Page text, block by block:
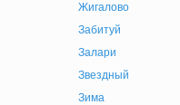
Жигалово
Забитуй
Залари
Звездный
Зима